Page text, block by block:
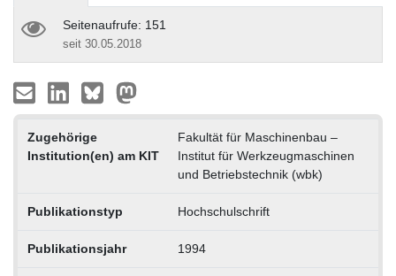
Seitenaufrufe: 151
seit 30.05.2018
Zugehörige
Institution(en) am KIT
Fakultät für Maschinenbau –
Institut für Werkzeugmaschinen
und Betriebstechnik (wbk)
Publikationstyp Hochschulschrift
Publikationsjahr 1994